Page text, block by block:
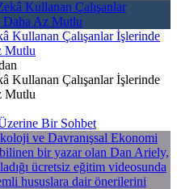
Kullanan Çalışanlar İşlerinde
Mutlu
Kullanan Çalışanlar İşlerinde
Mutlu
Bir Sohbet